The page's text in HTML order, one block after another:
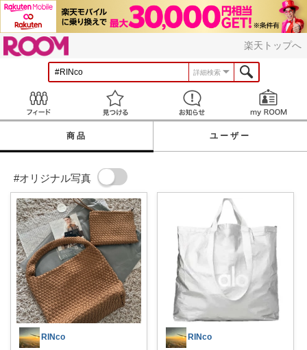
楽天トップへ
詳細検索
見つける お知らせ
商品 ユーザー
#オリジナル写真
RINco RINco